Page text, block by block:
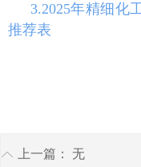
3.2025年精细化
推荐表
ꂁ 上一篇： 无